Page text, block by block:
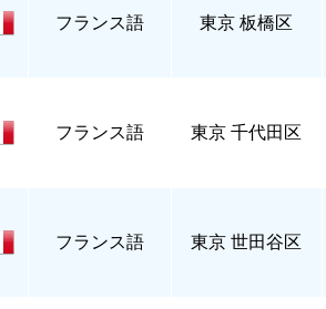
フランス語 東京 板橋区
フランス語 東京 千代田区
フランス語 東京 世田谷区